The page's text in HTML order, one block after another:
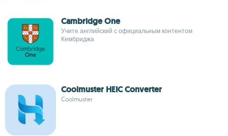
Cambridge One
Учите английский с официальным контентом
Кембриджа
Coolmuster HEIC Converter
Coolmuster